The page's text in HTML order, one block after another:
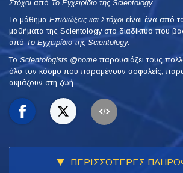
Στόχοι από Το Εγχειρίδιο της Scientology.
Το μάθημα Επιδιώξεις και Στόχοι είναι ένα από
μαθήματα της Scientology στο διαδίκτυο που
από Το Εγχειρίδιο της Scientology.
To Scientologists @home παρουσιάζει τους
όλο τον κόσμο που παραμένουν ασφαλείς,
ακμάζουν στη ζωή.
ΠΕΡΙΣΣΟΤΕΡΕΣ